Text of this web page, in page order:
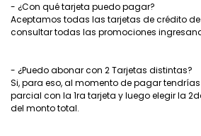
- ¿Con qué tarjeta puedo pagar?
Aceptamos todas las tarjetas de crédito
consultar todas las promociones
- ¿Puedo abonar con 2 Tarjetas distintas?
Si, para eso, al momento de pagar
parcial con la 1ra tarjeta y luego elegir la
del monto total.